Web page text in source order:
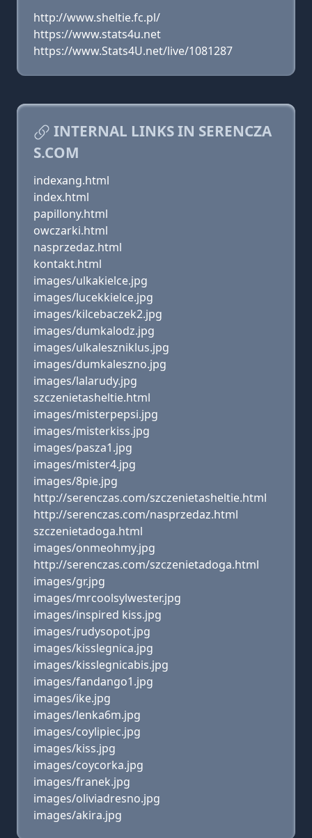
http://www.sheltie.fc.pl/
https://www.stats4u.net
https://www.Stats4U.net/live/1081287
INTERNAL LINKS IN SERENCZA
S.COM
indexang.html
index.html
papillony.html
owczarki.html
nasprzedaz.html
kontakt.html
images/ulkakielce.jpg
images/lucekkielce.jpg
images/kilcebaczek2.jpg
images/dumkalodz.jpg
images/ulkaleszniklus.jpg
images/dumkaleszno.jpg
images/lalarudy.jpg
szczenietasheltie.html
images/misterpepsi.jpg
images/misterkiss.jpg
images/pasza1.jpg
images/mister4.jpg
images/8pie.jpg
http://serenczas.com/szczenietasheltie.html
http://serenczas.com/nasprzedaz.html
szczenietadoga.html
images/onmeohmy.jpg
http://serenczas.com/szczenietadoga.html
images/gr.jpg
images/mrcoolsylwester.jpg
images/inspired kiss.jpg
images/rudysopot.jpg
images/kisslegnica.jpg
images/kisslegnicabis.jpg
images/fandango1.jpg
images/ike.jpg
images/lenka6m.jpg
images/coylipiec.jpg
images/kiss.jpg
images/coycorka.jpg
images/franek.jpg
images/oliviadresno.jpg
images/akira.jpg